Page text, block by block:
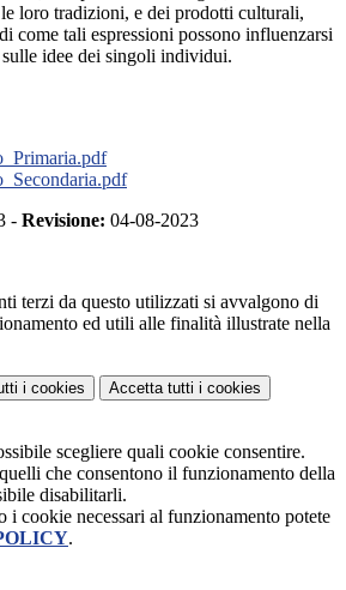
loro tradizioni, e dei prodotti culturali,
come tali espressioni possono influenzarsi
idee dei singoli individui.
- Revisione: 04-08-2023
terzi da questo utilizzati si avvalgono di
ed utili alle finalità illustrate nella
i cookies Accetta tutti i cookies
scegliere quali cookie consentire.
che consentono il funzionamento della
disabilitarli.
i cookie necessari al funzionamento potete
.